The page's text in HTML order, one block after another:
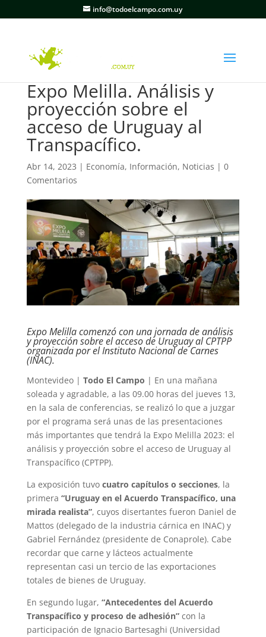
info@todoelcampo.com.uy
Expo Melilla. Análisis y
proyección sobre el
acceso de Uruguay al
Transpacífico.
Abr 14, 2023 | Economía, Información, Noticias | 0
Comentarios
Expo Melilla comenzó con una jornada de análisis
y proyección sobre el acceso de Uruguay al CPTPP
organizada por el Instituto Nacional de Carnes
(INAC).
Montevideo | Todo El Campo | En una mañana
soleada y agradable, a las 09.00 horas del jueves 13,
en la sala de conferencias, se realizó lo que a juzgar
por el programa será unas de las presentaciones
más importantes que tendrá la Expo Melilla 2023: el
análisis y proyección sobre el acceso de Uruguay al
Transpacífico (CPTPP).
La exposición tuvo cuatro capítulos o secciones, la
primera “Uruguay en el Acuerdo Transpacífico, una
mirada realista”, cuyos disertantes fueron Daniel de
Mattos (delegado de la industria cárnica en INAC) y
Gabriel Fernández (presidente de Conaprole). Cabe
recordar que carne y lácteos actualmente
representan casi un tercio de las exportaciones
totales de bienes de Uruguay.
En segundo lugar, “Antecedentes del Acuerdo
Transpacífico y proceso de adhesión”con la
participación de Ignacio Bartesaghi (Universidad